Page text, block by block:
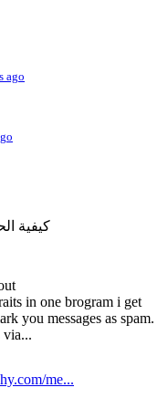
ago
كيفية
in one brogram i get
you messages as spam.
via...
me...